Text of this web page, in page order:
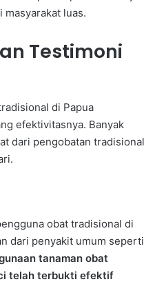
masyarakat luas.
Testimoni
di Papua
efektivitasnya. Banyak
dari pengobatan tradisional
obat tradisional di
dari penyakit umum seperti
tanaman obat
telah terbukti efektif